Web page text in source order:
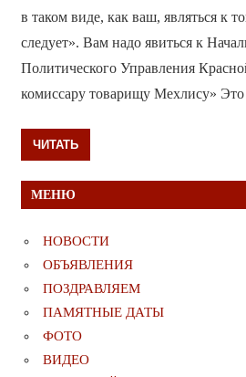
в таком виде, как ваш, являться к
следует». Вам надо явиться к
Политического Управления
комиссару товарищу Мехлису» Это
ЧИТАТЬ
МЕНЮ
НОВОСТИ
ОБЪЯВЛЕНИЯ
ПОЗДРАВЛЯЕМ
ПАМЯТНЫЕ ДАТЫ
ФОТО
ВИДЕО